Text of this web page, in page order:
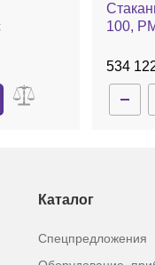
100,
534
Каталог
Спецпредложения